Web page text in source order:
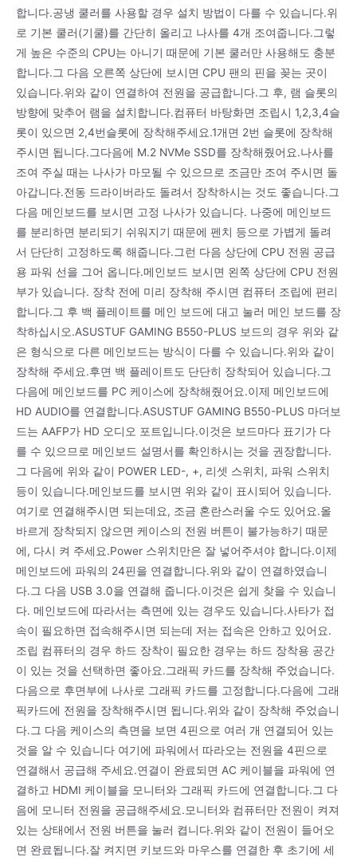
합니다.공냉 쿨러를 사용할 경우 설치 방법이 다를 수 있습니다.위
로 기본 쿨러(기쿨)를 간단히 올리고 나사를 4개 조여줍니다.그렇
게 높은 수준의 CPU는 아니기 때문에 기본 쿨러만 사용해도 충분
합니다.그 다음 오른쪽 상단에 보시면 CPU 팬의 핀을 꽂는 곳이
있습니다.위와 같이 연결하여 전원을 공급합니다.그 후, 램 슬롯의
방향에 맞추어 램을 설치합니다.컴퓨터 바탕화면 조립시 1,2,3,4슬
롯이 있으면 2,4번슬롯에 장착해주세요.1개면 2번 슬롯에 장착해
주시면 됩니다.그다음에 M.2 NVMe SSD를 장착해줬어요.나사를
조여 주실 때는 나사가 마모될 수 있으므로 조금만 조여 주시면 돌
아갑니다.전동 드라이버라도 돌려서 장착하시는 것도 좋습니다.그
다음 메인보드를 보시면 고정 나사가 있습니다. 나중에 메인보드
를 분리하면 분리되기 쉬워지기 때문에 펜치 등으로 가볍게 돌려
서 단단히 고정하도록 해줍니다.그런 다음 상단에 CPU 전원 공급
용 파워 선을 그어 옵니다.메인보드 보시면 왼쪽 상단에 CPU 전원
부가 있습니다. 장착 전에 미리 장착해 주시면 컴퓨터 조립에 편리
합니다.그 후 백 플레이트를 메인 보드에 대고 눌러 메인 보드를 장
착하십시오.ASUSTUF GAMING B550-PLUS 보드의 경우 위와 같
은 형식으로 다른 메인보드는 방식이 다를 수 있습니다.위와 같이
장착해 주세요.후면 백 플레이트도 단단히 장착되어 있습니다.그
다음에 메인보드를 PC 케이스에 장착해줬어요.이제 메인보드에
HD AUDIO를 연결합니다.ASUSTUF GAMING B550-PLUS 마더보
드는 AAFP가 HD 오디오 포트입니다.이것은 보드마다 표기가 다
를 수 있으므로 메인보드 설명서를 확인하시는 것을 권장합니다.
그 다음에 위와 같이 POWER LED-, +, 리셋 스위치, 파워 스위치
등이 있습니다.메인보드를 보시면 위와 같이 표시되어 있습니다.
여기로 연결해주시면 되는데요, 조금 혼란스러울 수도 있어요.올
바르게 장착되지 않으면 케이스의 전원 버튼이 불가능하기 때문
에, 다시 켜 주세요.Power 스위치만은 잘 넣어주셔야 합니다.이제
메인보드에 파워의 24핀을 연결합니다.위와 같이 연결하였습니
다.그 다음 USB 3.0을 연결해 줍니다.이것은 쉽게 찾을 수 있습니
다. 메인보드에 따라서는 측면에 있는 경우도 있습니다.사타가 접
속이 필요하면 접속해주시면 되는데 저는 접속은 안하고 있어요.
조립 컴퓨터의 경우 하드 장착이 필요한 경우는 하드 장착용 공간
이 있는 것을 선택하면 좋아요.그래픽 카드를 장착해 주었습니다.
다음으로 후면부에 나사로 그래픽 카드를 고정합니다.다음에 그래
픽카드에 전원을 장착해주시면 됩니다.위와 같이 장착해 주었습니
다.그 다음 케이스의 측면을 보면 4핀으로 여러 개 연결되어 있는
것을 알 수 있습니다 여기에 파워에서 따라오는 전원을 4핀으로
연결해서 공급해 주세요.연결이 완료되면 AC 케이블을 파워에 연
결하고 HDMI 케이블을 모니터와 그래픽 카드에 연결합니다.그 다
음에 모니터 전원을 공급해주세요.모니터와 컴퓨터만 전원이 켜져
있는 상태에서 전원 버튼을 눌러 켭니다.위와 같이 전원이 들어오
면 완료됩니다.잘 켜지면 키보드와 마우스를 연결한 후 초기에 세